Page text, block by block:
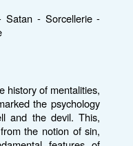
- Sorcellerie -
history of mentalities,
the psychology
and the devil. This,
the notion of sin,